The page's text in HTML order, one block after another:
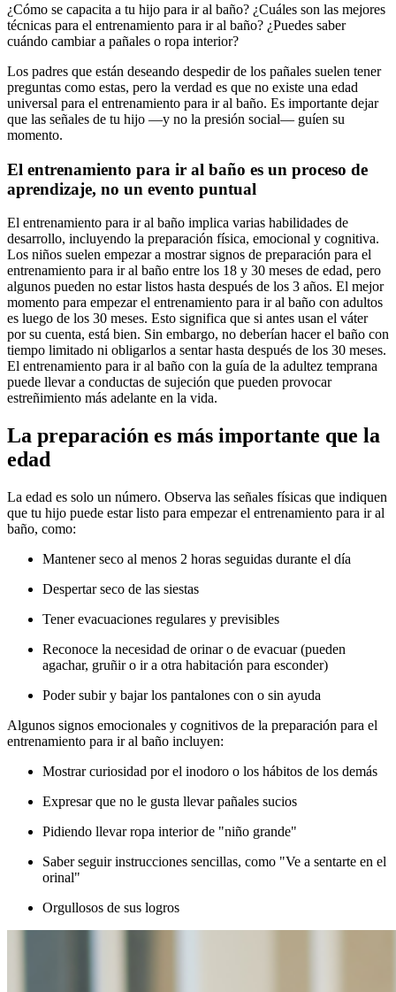
¿Cómo se capacita a tu hijo para ir al baño? ¿Cuáles son las mejores
técnicas para el entrenamiento para ir al baño? ¿Puedes saber
cuándo cambiar a pañales o ropa interior?
Los padres que están deseando despedir de los pañales suelen tener
preguntas como estas, pero la verdad es que no existe una edad
universal para el entrenamiento para ir al baño. Es importante dejar
que las señales de tu hijo —y no la presión social— guíen su
momento.
El entrenamiento para ir al baño es un proceso de
aprendizaje, no un evento puntual
El entrenamiento para ir al baño implica varias habilidades de
desarrollo, incluyendo la preparación física, emocional y cognitiva.
Los niños suelen empezar a mostrar signos de preparación para el
entrenamiento para ir al baño entre los 18 y 30 meses de edad, pero
algunos pueden no estar listos hasta después de los 3 años. El mejor
momento para empezar el entrenamiento para ir al baño con adultos
es luego de los 30 meses. Esto significa que si antes usan el váter
por su cuenta, está bien. Sin embargo, no deberían hacer el baño con
tiempo limitado ni obligarlos a sentar hasta después de los 30 meses.
El entrenamiento para ir al baño con la guía de la adultez temprana
puede llevar a conductas de sujeción que pueden provocar
estreñimiento más adelante en la vida.
La preparación es más importante que la
edad
La edad es solo un número. Observa las señales físicas que indiquen
que tu hijo puede estar listo para empezar el entrenamiento para ir al
baño, como:
Mantener seco al menos 2 horas seguidas durante el día
Despertar seco de las siestas
Tener evacuaciones regulares y previsibles
Reconoce la necesidad de orinar o de evacuar (pueden
agachar, gruñir o ir a otra habitación para esconder)
Poder subir y bajar los pantalones con o sin ayuda
Algunos signos emocionales y cognitivos de la preparación para el
entrenamiento para ir al baño incluyen:
Mostrar curiosidad por el inodoro o los hábitos de los demás
Expresar que no le gusta llevar pañales sucios
Pidiendo llevar ropa interior de "niño grande"
Saber seguir instrucciones sencillas, como "Ve a sentarte en el
orinal"
Orgullosos de sus logros